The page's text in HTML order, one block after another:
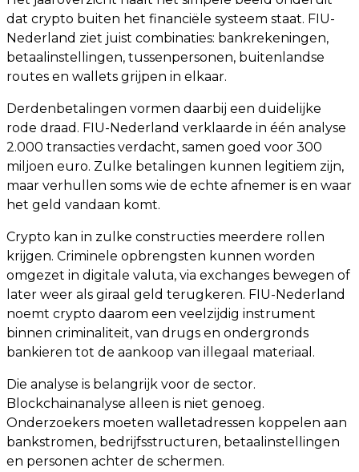
dat crypto buiten het financiële systeem staat. FIU-
Nederland ziet juist combinaties: bankrekeningen,
betaalinstellingen, tussenpersonen, buitenlandse
routes en wallets grijpen in elkaar.
Derdenbetalingen vormen daarbij een duidelijke
rode draad. FIU-Nederland verklaarde in één analyse
2.000 transacties verdacht, samen goed voor 300
miljoen euro. Zulke betalingen kunnen legitiem zijn,
maar verhullen soms wie de echte afnemer is en waar
het geld vandaan komt.
Crypto kan in zulke constructies meerdere rollen
krijgen. Criminele opbrengsten kunnen worden
omgezet in digitale valuta, via exchanges bewegen of
later weer als giraal geld terugkeren. FIU-Nederland
noemt crypto daarom een veelzijdig instrument
binnen criminaliteit, van drugs en ondergronds
bankieren tot de aankoop van illegaal materiaal.
Die analyse is belangrijk voor de sector.
Blockchainanalyse alleen is niet genoeg.
Onderzoekers moeten walletadressen koppelen aan
bankstromen, bedrijfsstructuren, betaalinstellingen
en personen achter de schermen.